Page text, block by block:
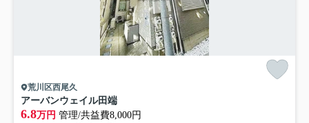
荒川区西尾久
アーバンウェイル田端
6.8万円 管理/共益費8,000円